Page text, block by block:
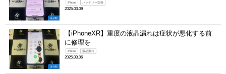
未分類
iPhone バッテリー交換
2025.03.09
未分類
【iPhoneXR】重度の液晶漏れは症状が悪化する前
に修理を
iPhone 液晶漏れ
2025.03.06